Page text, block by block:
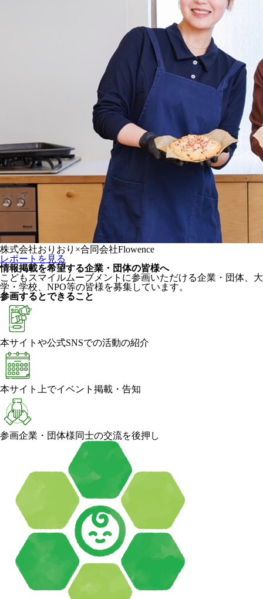
株式会社おりおり×合同会社Flowence
レポートを見る
情報掲載を希望する企業・団体の皆様へ
こどもスマイルムーブメントに参画いただける企業・団体、大
学・学校、NPO等の皆様を募集しています。
参画するとできること
本サイトや公式SNSでの活動の紹介
本サイト上でイベント掲載・告知
参画企業・団体様同士の交流を後押し